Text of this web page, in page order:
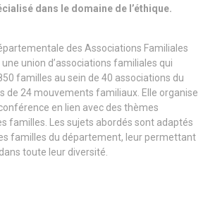
dans le domaine de l’éthique.
des Associations Familiales
union d’associations familiales qui
familles au sein de 40 associations du
de 24 mouvements familiaux. Elle organise
en lien avec des thèmes
familles. Les sujets abordés sont adaptés
familles du département, leur permettant
toute leur diversité.